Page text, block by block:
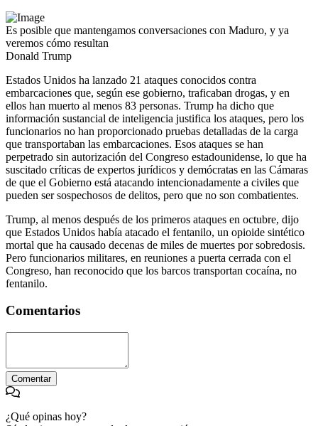
Es posible que mantengamos conversaciones con Maduro, y ya
veremos cómo resultan
Donald Trump
Estados Unidos ha lanzado 21 ataques conocidos contra
embarcaciones que, según ese gobierno, traficaban drogas, y en
ellos han muerto al menos 83 personas. Trump ha dicho que
información sustancial de inteligencia justifica los ataques, pero los
funcionarios no han proporcionado pruebas detalladas de la carga
que transportaban las embarcaciones. Esos ataques se han
perpetrado sin autorización del Congreso estadounidense, lo que ha
suscitado críticas de expertos jurídicos y demócratas en las Cámaras
de que el Gobierno está atacando intencionadamente a civiles que
pueden ser sospechosos de delitos, pero que no son combatientes.
Trump, al menos después de los primeros ataques en octubre, dijo
que Estados Unidos había atacado el fentanilo, un opioide sintético
mortal que ha causado decenas de miles de muertes por sobredosis.
Pero funcionarios militares, en reuniones a puerta cerrada con el
Congreso, han reconocido que los barcos transportan cocaína, no
fentanilo.
Comentarios
Comentar
¿Qué opinas hoy?